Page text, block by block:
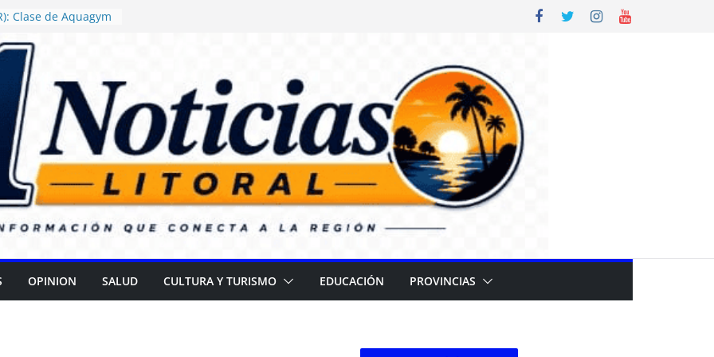
Clase de Aquagym
ordenó
de alimentos con
en escuelas
Daniel Rossi
Centro de Salud
II
campaña para
cataratas
Gran
el Día de las
OPINION SALUD CULTURA Y TURISMO EDUCACIÓN PROVINCIAS